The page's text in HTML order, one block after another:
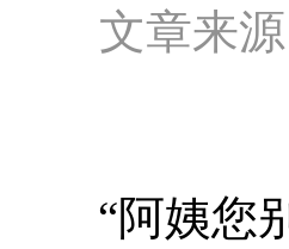
文章来
“阿姨您